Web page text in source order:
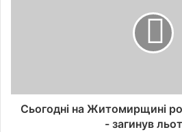
Сьогодні на Житомирщині
- загинув